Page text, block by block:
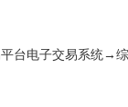
台电子交易系统→